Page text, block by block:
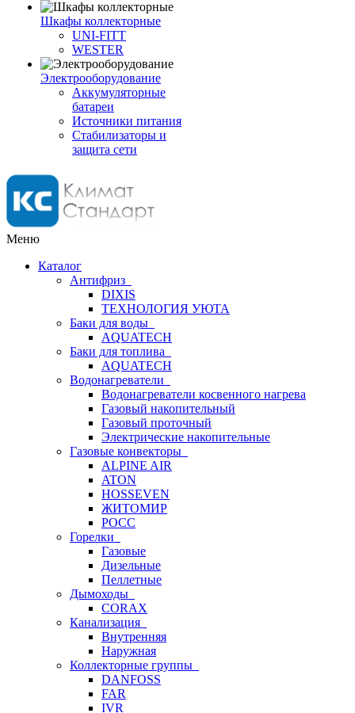
Шкафы коллекторные
UNI-FITT
WESTER
Электрооборудование
Аккумуляторные
батареи
Источники питания
Стабилизаторы и
защита сети
Меню
Каталог
Антифриз
DIXIS
ТЕХНОЛОГИЯ УЮТА
Баки для воды
AQUATECH
Баки для топлива
AQUATECH
Водонагреватели
Водонагреватели косвенного нагрева
Газовый накопительный
Газовый проточный
Электрические накопительные
Газовые конвекторы
ALPINE AIR
ATON
HOSSEVEN
ЖИТОМИР
РОСС
Горелки
Газовые
Дизельные
Пеллетные
Дымоходы
CORAX
Канализация
Внутренняя
Наружная
Коллекторные группы
DANFOSS
FAR
IVR